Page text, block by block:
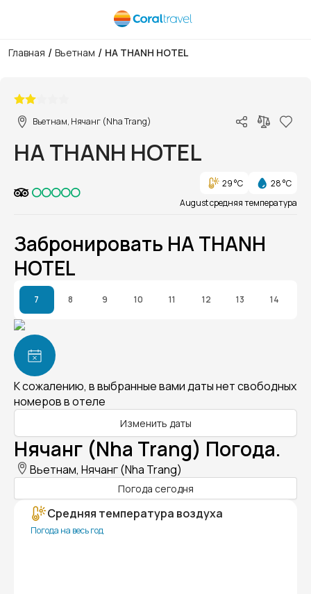
Главная / Вьетнам / HA THANH HOTEL
Вьетнам, Нячанг (Nha Trang)
HA THANH HOTEL
29 °C
28 °C
August средняя температура
Забронировать HA THANH
HOTEL
7 8 9 10 11 12 13 14
К сожалению, в выбранные вами даты нет свободных
номеров в отеле
Изменить даты
Нячанг (Nha Trang) Погода.
Вьетнам, Нячанг (Nha Trang)
Погода сегодня
Средняя температура воздуха
Погода на весь год